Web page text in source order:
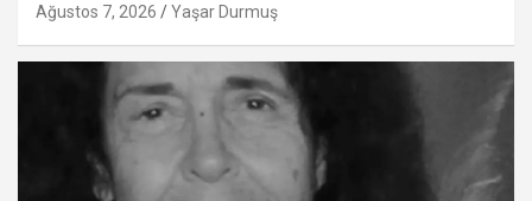
Ağustos 7, 2026 Yaşar Durmuş